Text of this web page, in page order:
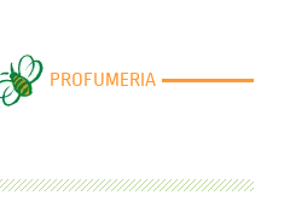
PROFUMERIA